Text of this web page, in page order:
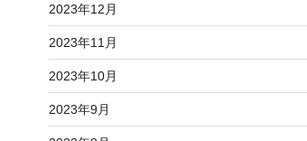
2023年12月
2023年11月
2023年10月
2023年9月